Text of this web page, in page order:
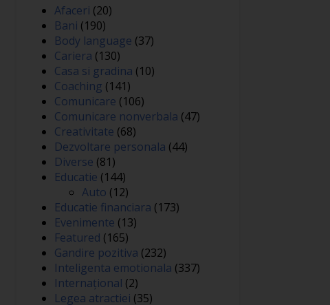
Afaceri (20)
Bani (190)
Body language (37)
Cariera (130)
Casa si gradina (10)
Coaching (141)
Comunicare (106)
Comunicare nonverbala (47)
Creativitate (68)
Dezvoltare personala (44)
Diverse (81)
Educatie (144)
Auto (12)
Educatie financiara (173)
Evenimente (13)
Featured (165)
Gandire pozitiva (232)
Inteligenta emotionala (337)
Internațional (2)
Legea atractiei (35)